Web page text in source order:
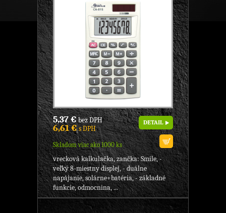
5,37 €bez DPH
6,61 €s DPH
Skladom viac ako 1000 ks
DETAIL
vrecková kalkulačka, zančka: Smile, -
veľký 8-miestny displej, - duálne
napájanie, solárne+batéria, - základné
funkcie, odmocnina, ...